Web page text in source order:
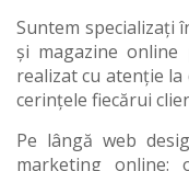
Suntem specializați
și magazine online
realizat cu atenție
cerințele fiecărui
Pe lângă web
marketing online: